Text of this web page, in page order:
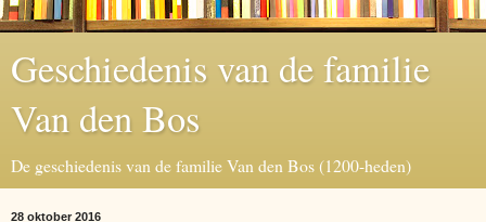
Geschiedenis van de familie
Van den Bos
De geschiedenis van de familie Van den Bos (1200-heden)
28 oktober 2016